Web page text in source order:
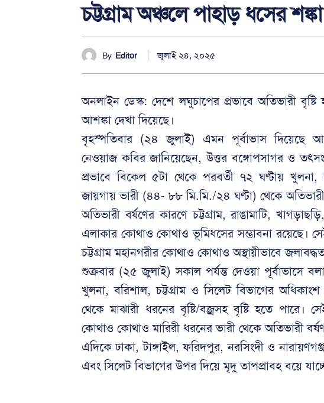
চট্টগ্রাম অঞ্চলে পাহাড় ধসের শঙ্কা
By Editor জুলাই ২৪, ২০২৫
অনলাইন ডেস্ক: দেশে লঘুচাপের প্রভাবে অতিভারী
আশঙ্কা দেখা দিয়েছে।
বৃহস্পতিবার (২৪ জুলাই) এমন পূর্বাভাস দিয়েছে
নেওয়াজ কবির জানিয়েছেন, উত্তর বঙ্গোপসাগর ও
প্রভাবে বিকেল ৫টা থেকে পরবর্তী ৭২ ঘণ্টায়
জায়গায় ভারী (৪৪- ৮৮ মি.মি./২৪ ঘণ্টা) থেকে
অতিভারী বর্ষণের কারণে চট্টগ্রাম, রাঙামাটি,
এলাকার কোথাও কোথাও ভূমিধসের সম্ভাবনা রয়েছে।
চট্টগ্রাম মহানগরীর কোথাও কোথাও অস্থায়ীভাবে
শুক্রবার (২৫ জুলাই) সকাল পর্যন্ত দেওয়া পূর্বাভাসে
খুলনা, বরিশাল, চট্টগ্রাম ও সিলেট বিভাগের
থেকে মাঝারী ধরনের বৃষ্টি/বজ্রসহ বৃষ্টি হতে পারে।
কোথাও কোথাও মারিরী ধরনের ভারী থেকে অতিভারী
এদিকে ঢাকা, টাঙ্গাইল, ফরিদপুর, নরসিংদী ও
এবং সিলেট বিভাগের উপর দিয়ে মৃদু তাপপ্রাবহ বয়ে